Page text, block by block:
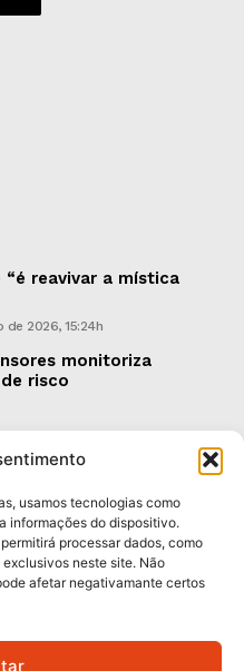
usamos tecnologias como
informações do dispositivo.
processar dados, como
neste site. Não
afetar negativamante certos
reavivar a mística
de 2026, 15:24h
monitoriza
risco